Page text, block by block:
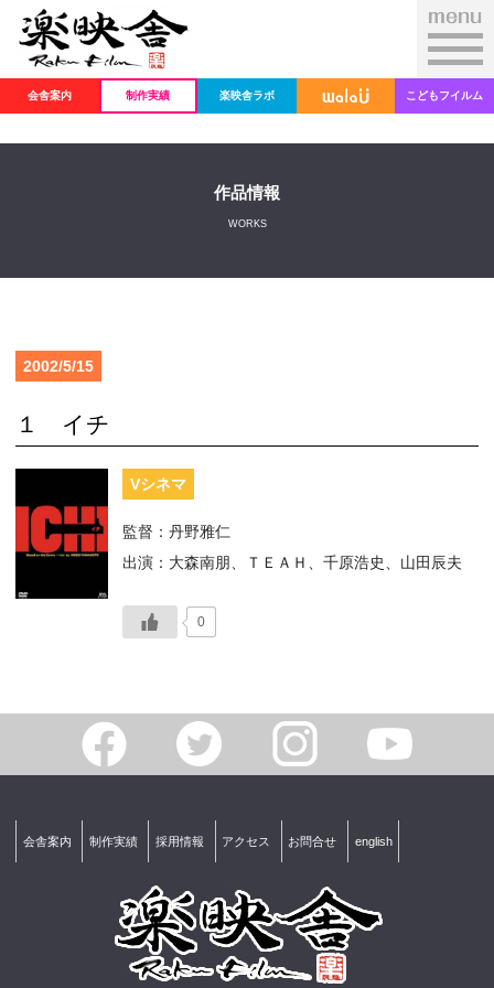
会舎案内 制作実績 楽映舎ラボ こどもフイルム
作品情報
WORKS
2002/5/15
１ イチ
Vシネマ
監督：丹野雅仁
出演：大森南朋、ＴＥＡＨ、千原浩史、山田辰夫
0
会舎案内 制作実績 採用情報 アクセス お問合せ english